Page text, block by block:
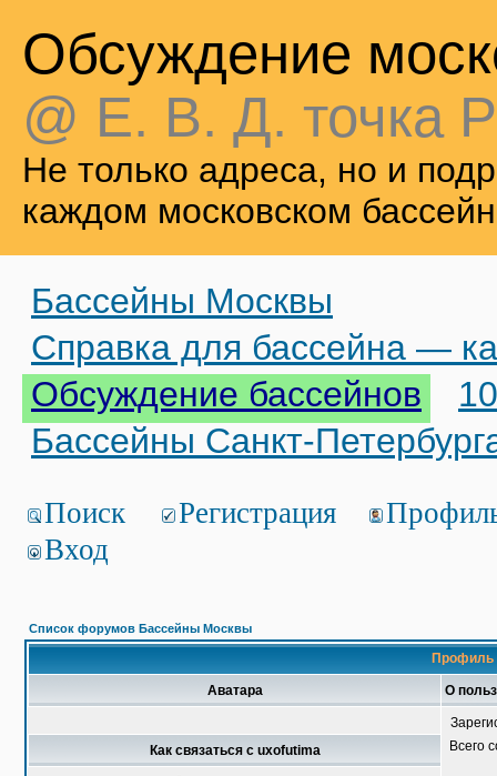
Обсуждение
@ Е. В. Д. точка
Не только адреса, но и
каждом московском
Бассейны Москвы
Справка для бассейна —
Обсуждение бассейнов
Бассейны Санкт-
Поиск Регистрация
Вход
Список форумов Бассейны Москвы
Профиль
Аватара О
Всего
Как связаться с uxofutima